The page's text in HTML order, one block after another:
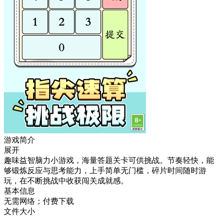
游戏简介
展开
趣味益智脑力小游戏，海量答题关卡可供挑战。节奏轻快，能
够锻炼反应与思考能力，上手简单无门槛，碎片时间随时游
玩，在不断挑战中收获闯关成就感。
基本信息
无需网络；付费下载
文件大小